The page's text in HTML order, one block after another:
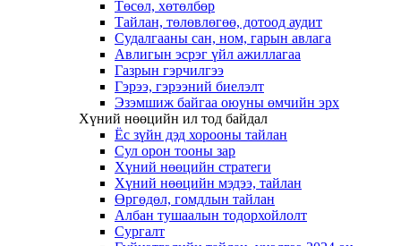
Төсөл, хөтөлбөр
Тайлан, төлөвлөгөө, дотоод аудит
Судалгааны сан, ном, гарын авлага
Авлигын эсрэг үйл ажиллагаа
Газрын гэрчилгээ
Гэрээ, гэрээний биелэлт
Эзэмшиж байгаа оюуны өмчийн эрх
Хүний нөөцийн ил тод байдал
Ёс зүйн дэд хорооны тайлан
Сул орон тооны зар
Хүний нөөцийн стратеги
Хүний нөөцийн мэдээ, тайлан
Өргөдөл, гомдлын тайлан
Албан тушаалын тодорхойлолт
Сургалт